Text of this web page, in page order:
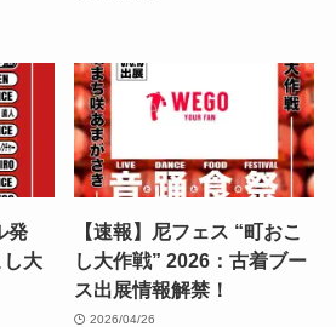
発
大
【速報】尼フェス “町おこ
し大作戦” 2026：古着ブー
ス出展情報解禁！
2026/04/26